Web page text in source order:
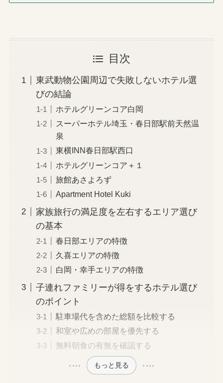
目次
東武動物公園周辺で失敗しないホテル選
びの結論
ホテルグリーンコア白岡
スーパーホテル埼玉・春日部駅前天然温
泉
東横INN春日部駅西口
ホテルグリーンコア＋１
旅館あさよろず
Apartment Hotel Kuki
家族旅行の満足度を左右するエリア選び
の基本
春日部エリアの特徴
久喜エリアの特徴
白岡・幸手エリアの特徴
子連れファミリーが得をするホテル選び
のポイント
駐車場代を含めた総額を比較する
和室や広めの部屋を優先する
無料朝食の有無を確認する
もっと見る